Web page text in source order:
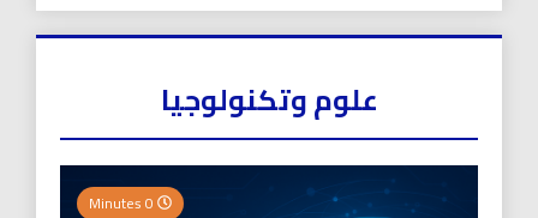
علوم وتكنولوجيا